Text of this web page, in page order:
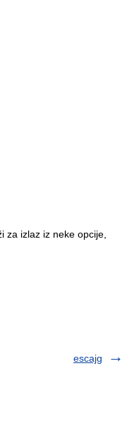
za izlaz iz neke opcije,
escajg